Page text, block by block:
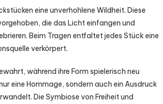
eine unverhohlene Wildheit. Diese
die das Licht einfangen und
Beim Tragen entfaltet jedes Stück eine
verkörpert.
während ihre Form spielerisch neu
eine Hommage, sondern auch ein Ausdruck
Die Symbiose von Freiheit und